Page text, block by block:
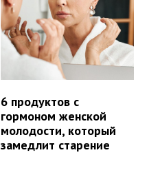
6 продуктов с
гормоном женской
молодости, который
замедлит старение